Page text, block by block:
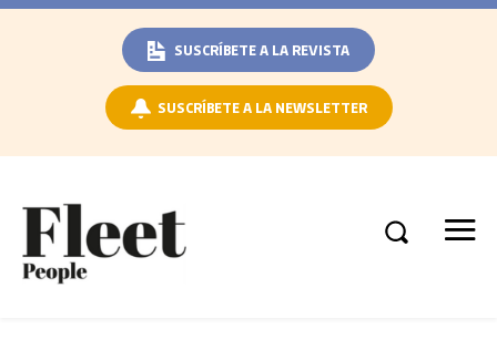
SUSCRÍBETE A LA REVISTA
SUSCRÍBETE A LA NEWSLETTER